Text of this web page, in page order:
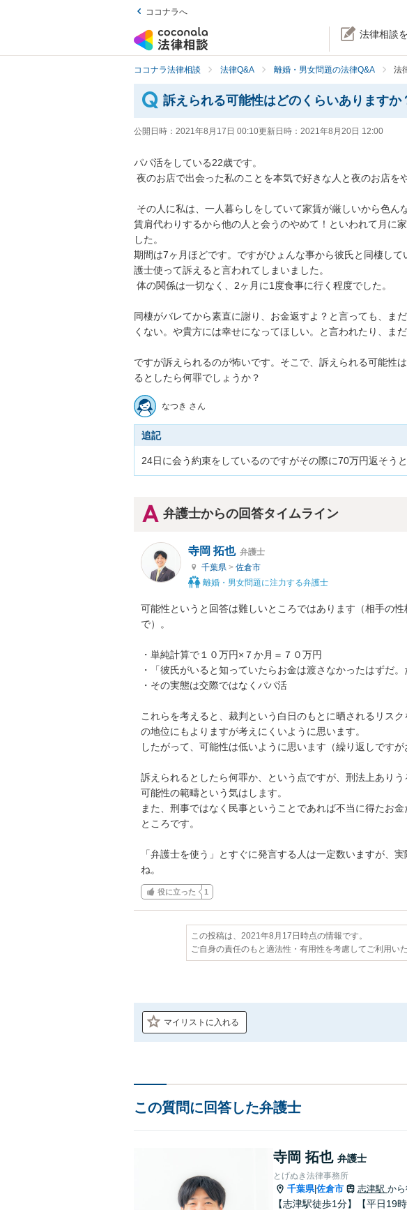
ココナラへ
法律相談
ココナラ法律相談 法律Q&A 離婚・男女問題の法律Q&A 法
訴えられる可能性はどのくらいありますか
公開日時： 2021年8月17日 00:10更新日時： 2021年8月20日 12:00
パパ活をしている22歳です。
賃肩代わりするから他の人と会うのやめて！といわれて月に
した。
期間は7ヶ月ほどです。ですがひょんな事から彼氏と同棲し
護士使って訴えると言われてしまいました。
同棲がバレてから素直に謝り、お金返すよ？と言っても、ま
くない。や貴方には幸せになってほしい。と言われたり、ま
ですが訴えられるのが怖いです。そこで、訴えられる可能性
なつき さん
追記
24日に会う約束をしているのですがその際に70万円返そう
弁護士からの回答タイムライン
寺岡 拓也 弁護士
千葉県 > 佐倉市
離婚・男女問題に注力する弁護士
可能性というと回答は難しいところではあります（相手の
で）。
・単純計算で１０万円×７か月＝７０万円
・「彼氏がいると知っていたらお金は渡さなかったはずだ
・その実態は交際ではなくパパ活
これらを考えると、裁判という白日のもとに晒されるリス
の地位にもよりますが考えにくいように思います。
したがって、可能性は低いように思います（繰り返しですが
訴えられるとしたら何罪か、という点ですが、刑法上あり
可能性の範疇という気はします。
また、刑事ではなく民事ということであれば不当に得たお
ところです。
「弁護士を使う」とすぐに発言する人は一定数いますが、
ね。
役に立った 1
この投稿は、2021年8月17日時点の情報です。
ご自身の責任のもと適法性・有用性を考慮してご利用い
マイリストに入れる
この質問に回答した弁護士
寺岡 拓也 弁護士
とげぬき法律事務所
千葉県|佐倉市 志津駅 か
【志津駅徒歩1分】【平日19